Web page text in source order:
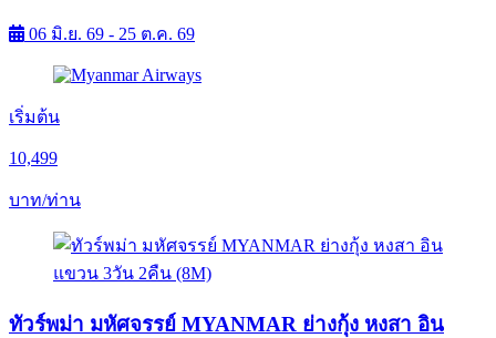
06 มิ.ย. 69 - 25 ต.ค. 69
เริ่มต้น
10,499
บาท/ท่าน
ทัวร์พม่า มหัศจรรย์ MYANMAR ย่างกุ้ง หงสา อิน